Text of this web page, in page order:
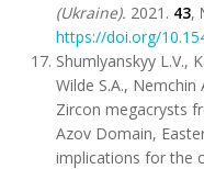
(Ukraine). 2021. 43,
https://doi.org/
Shumlyanskyy L.V.,
Wilde S.A., Nemchin
Zircon megacrysts
Azov Domain,
implications for the